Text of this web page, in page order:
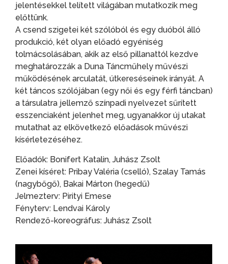
jelentésekkel telített világában mutatkozik meg
előttünk.
A csend szigetei két szólóból és egy duóból álló
produkció, két olyan előadó egyéniség
tolmácsolásában, akik az első pillanattól kezdve
meghatározzák a Duna Táncműhely művészi
működésének arculatát, útkereséseinek irányát. A
két táncos szólójában (egy női és egy férfi táncban)
a társulatra jellemző színpadi nyelvezet sűrített
esszenciaként jelenhet meg, ugyanakkor új utakat
mutathat az elkövetkező előadások művészi
kísérletezéséhez.
Előadók: Bonifert Katalin, Juhász Zsolt
Zenei kíséret: Pribay Valéria (cselló), Szalay Tamás
(nagybőgő), Bakai Márton (hegedű)
Jelmezterv: Pirityi Emese
Fényterv: Lendvai Károly
Rendező-koreográfus: Juhász Zsolt